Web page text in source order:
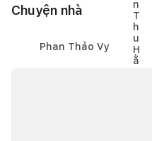
Chuyện nhà
Phan Thảo Vy